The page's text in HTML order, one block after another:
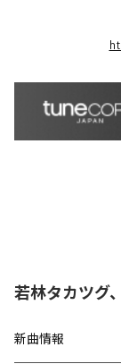
若林タカツグ
新曲情報